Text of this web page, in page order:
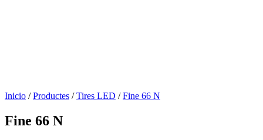
Inicio / Productes / Tires LED / Fine 66 N
Fine 66 N